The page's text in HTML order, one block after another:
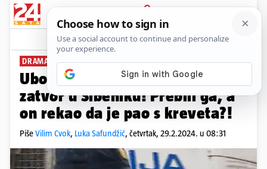
PRIJAVA
News Komentari
DRAMA U SPLITU
Ubojicu mladog Luke sele u
zatvor u Šibeniku! Prebili ga, a
on rekao da je pao s kreveta?!
PišeVilim Cvok, Luka Safundžić, četvrtak, 29.2.2024. u 08:31